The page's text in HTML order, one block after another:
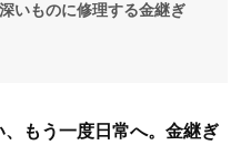
いものに修理する金継ぎ
もう一度日常へ。金継ぎ